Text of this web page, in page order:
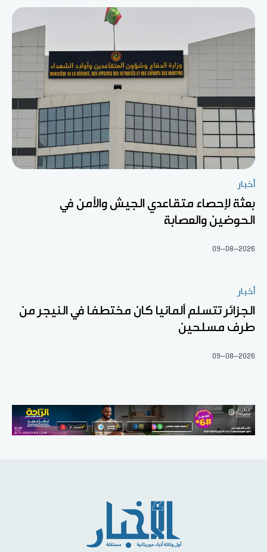
أخبار
بعثة لإحصاء متقاعدي الجيش والأمن في
الحوضين والعصابة
09-08-2026
أخبار
الجزائر تتسلم ألمانيا كان مختطفا في النيجر من
طرف مسلحين
09-08-2026